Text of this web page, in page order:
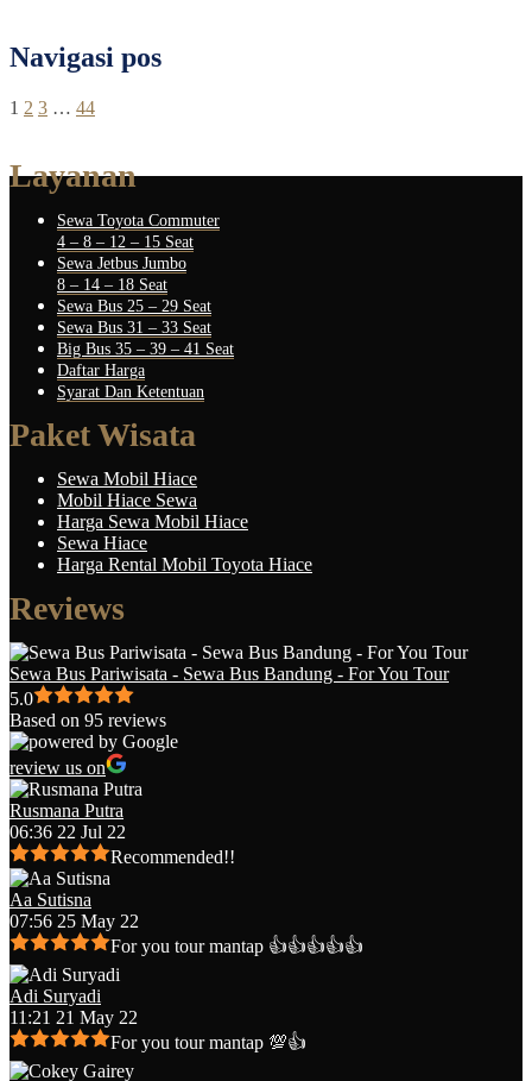
Navigasi pos
1 2 3 … 44
Layanan
Sewa Toyota Commuter
4 – 8 – 12 – 15 Seat
Sewa Jetbus Jumbo
8 – 14 – 18 Seat
Sewa Bus 25 – 29 Seat
Sewa Bus 31 – 33 Seat
Big Bus 35 – 39 – 41 Seat
Daftar Harga
Syarat Dan Ketentuan
Paket Wisata
Sewa Mobil Hiace
Mobil Hiace Sewa
Harga Sewa Mobil Hiace
Sewa Hiace
Harga Rental Mobil Toyota Hiace
Reviews
Sewa Bus Pariwisata - Sewa Bus Bandung - For You Tour
5.0
Based on 95 reviews
review us on
Rusmana Putra
06:36 22 Jul 22
Recommended!!
Aa Sutisna
07:56 25 May 22
For you tour mantap 👍👍👍👍👍
Adi Suryadi
11:21 21 May 22
For you tour mantap 💯👍